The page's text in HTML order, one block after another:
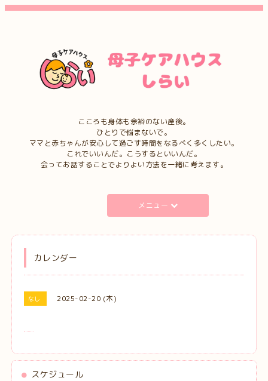
こころも身体も余裕のない産後。
ひとりで悩まないで。
ママと赤ちゃんが安心して過ごす時間をなるべく多くしたい。
これでいいんだ。こうするといいんだ。
会ってお話することでよりよい方法を一緒に考えます。
メニュー
カレンダー
なし 2025-02-20 (木)
スケジュール